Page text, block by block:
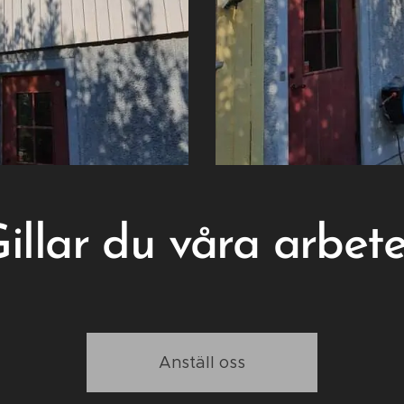
du våra
Anställ oss